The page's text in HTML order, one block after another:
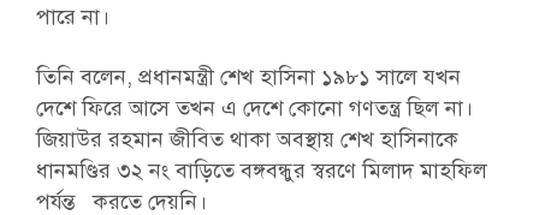
পারে না।
তিনি বলেন, প্রধানমন্ত্রী শেখ হাসিনা ১৯৮১ সালে যখন
দেশে ফিরে আসে তখন এ দেশে কোনো গণতন্ত্র ছিল না।
জিয়াউর রহমান জীবিত থাকা অবস্থায় শেখ হাসিনাকে
ধানমণ্ডির ৩২ নং বাড়িতে বঙ্গবন্ধুর স্বরণে মিলাদ মাহফিল
পর্যন্ত করতে দেয়নি।